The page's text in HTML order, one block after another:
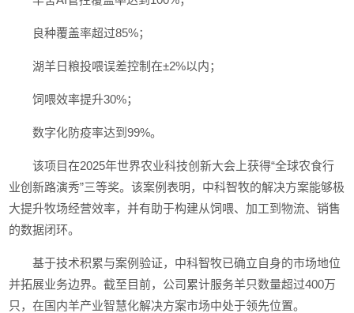
良种覆盖率超过85%；
湖羊日粮投喂误差控制在±2%以内；
饲喂效率提升30%；
数字化防疫率达到99%。
该项目在2025年世界农业科技创新大会上获得“全球农食行
业创新路演秀”三等奖。该案例表明，中科智牧的解决方案能够极
大提升牧场经营效率，并有助于构建从饲喂、加工到物流、销售
的数据闭环。
基于技术积累与案例验证，中科智牧已确立自身的市场地位
并拓展业务边界。截至目前，公司累计服务羊只数量超过400万
只，在国内羊产业智慧化解决方案市场中处于领先位置。